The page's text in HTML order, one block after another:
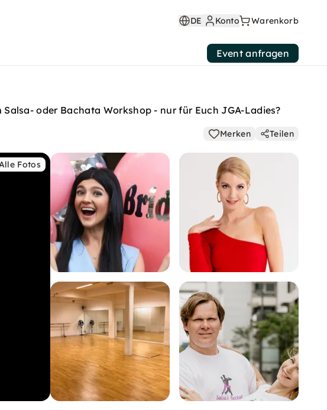
DE Konto Warenkorb
Event anfragen
oder Bachata Workshop - nur für Euch JGA-Ladies?
Merken Teilen
Fotos